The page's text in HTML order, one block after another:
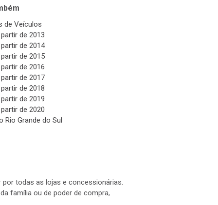
de Veículos
de 2013
de 2014
de 2015
de 2016
de 2017
de 2018
de 2019
de 2020
Rio Grande do Sul
todas as lojas e concessionárias.
família ou de poder de compra,